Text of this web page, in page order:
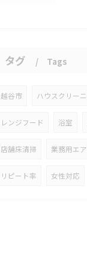
タグ Tags
越谷市 ハウスクリー
レンジフード 浴室
店舗床清掃 業務用エ
リピート率 女性対応